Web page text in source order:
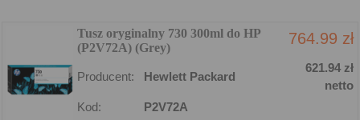
Tusz oryginalny 730 300ml do HP
(P2V72A) (Grey)
764.99 zł
Producent: Hewlett Packard
621.94 zł
netto
Kod:
P2V72A